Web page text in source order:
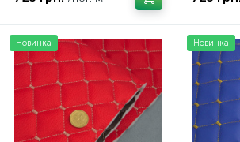
Новинка Новинка